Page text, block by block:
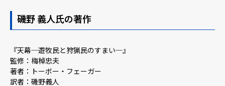
磯野 義人氏の著作
『天幕─遊牧民と狩猟民のすまい─』
監修：梅棹忠夫
著者：トーボー・フェーガー
訳者：磯野義人